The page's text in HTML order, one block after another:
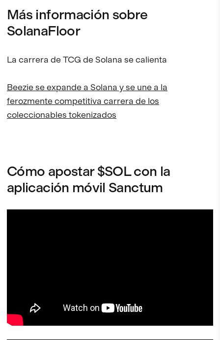
Más información sobre
SolanaFloor
La carrera de TCG de Solana se calienta
Beezie se expande a Solana y se une a la
ferozmente competitiva carrera de los
coleccionables tokenizados
Cómo apostar $SOL con la
aplicación móvil Sanctum